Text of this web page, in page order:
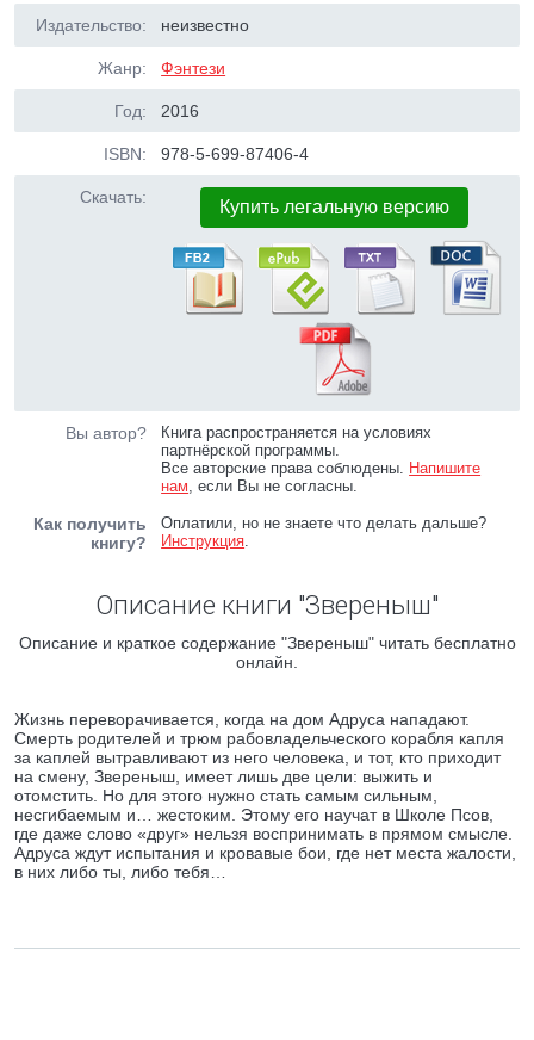
Издательство: неизвестно
Жанр: Фэнтези
Год: 2016
ISBN: 978-5-699-87406-4
Скачать: Купить легальную версию
Вы автор?
Книга распространяется на условиях
партнёрской программы.
Все авторские права соблюдены. Напишите
нам, если Вы не согласны.
Как получить
книгу?
Оплатили, но не знаете что делать дальше?
Инструкция.
Описание книги "Звереныш"
Описание и краткое содержание "Звереныш" читать бесплатно
онлайн.
Жизнь переворачивается, когда на дом Адруса нападают.
Смерть родителей и трюм рабовладельческого корабля капля
за каплей вытравливают из него человека, и тот, кто приходит
на смену, Звереныш, имеет лишь две цели: выжить и
отомстить. Но для этого нужно стать самым сильным,
несгибаемым и… жестоким. Этому его научат в Школе Псов,
где даже слово «друг» нельзя воспринимать в прямом смысле.
Адруса ждут испытания и кровавые бои, где нет места жалости,
в них либо ты, либо тебя…